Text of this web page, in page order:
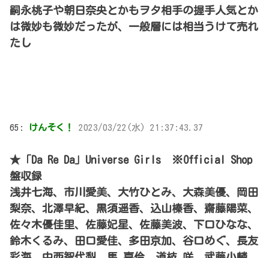
嗣永桃子や朝日奈央とかもヲタ相手の握手人気とか
は微妙も微妙だったが、一般層には相当うけて売れ
たし
65: けんそく！ 2023/03/22(水) 21:37:43.37
★「Da Re Da」Universe Girls ※Official Shop
盤収録
浅井七海、市川愛美、大竹ひとみ、大森美優、岡田
梨奈、北澤早紀、黒須遥香、込山榛香、齋藤陽菜、
佐々木優佳里、佐藤妃星、佐藤美波、下口ひなな、
鈴木くるみ、田口愛佳、多田京加、谷口めぐ、長友